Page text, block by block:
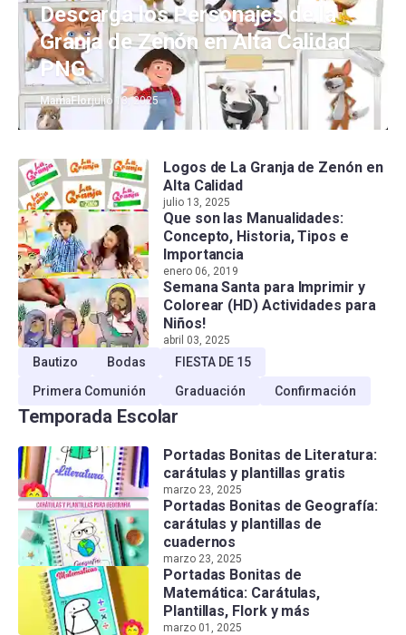
Descarga los Personajes de la
Granja de Zenón en Alta Calidad
PNG
MamaFlorjulio 13, 2025
Logos de La Granja de Zenón en
Alta Calidad
julio 13, 2025
Que son las Manualidades:
Concepto, Historia, Tipos e
Importancia
enero 06, 2019
Semana Santa para Imprimir y
Colorear (HD) Actividades para
Niños!
abril 03, 2025
Bautizo Bodas
FIESTA DE 15
Primera Comunión
Graduación Confirmación
Temporada Escolar
Portadas Bonitas de Literatura:
carátulas y plantillas gratis
marzo 23, 2025
Portadas Bonitas de Geografía:
carátulas y plantillas de
cuadernos
marzo 23, 2025
Portadas Bonitas de
Matemática: Carátulas,
Plantillas, Flork y más
marzo 01, 2025